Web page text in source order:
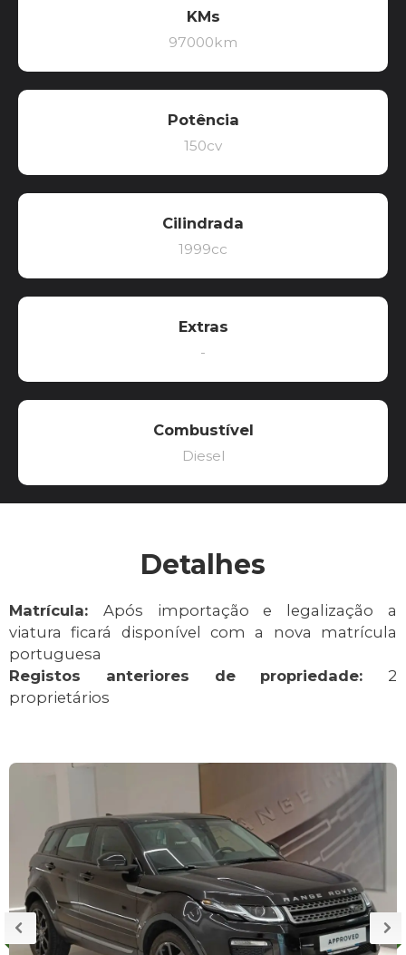
KMs
97000km
Potência
150cv
Cilindrada
1999cc
Extras
-
Combustível
Diesel
Detalhes
Matrícula: Após importação e legalização a
viatura ficará disponível com a nova matrícula
portuguesa
Registos anteriores de propriedade: 2
proprietários